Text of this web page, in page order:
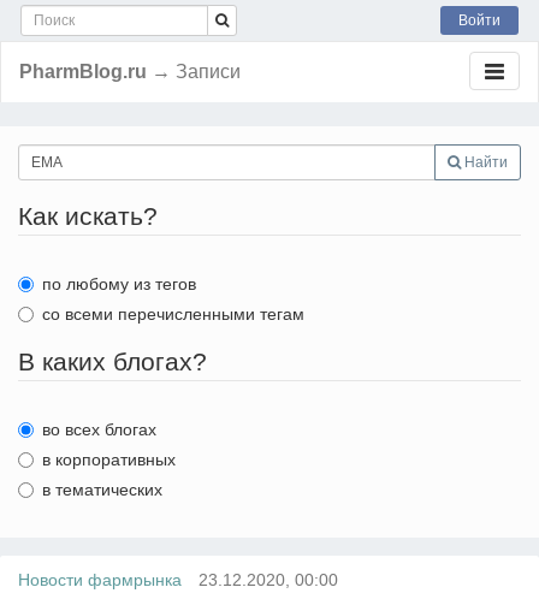
Войти
PharmBlog.ru → Записи
Найти
Как искать?
по любому из тегов
со всеми перечисленными тегам
В каких блогах?
во всех блогах
в корпоративных
в тематических
Новости фармрынка 23.12.2020, 00:00